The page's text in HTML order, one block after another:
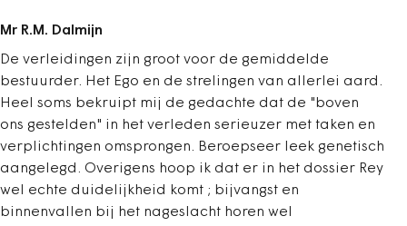
Mr R.M. Dalmijn
De verleidingen zijn groot voor de gemiddelde
bestuurder. Het Ego en de strelingen van allerlei aard.
Heel soms bekruipt mij de gedachte dat de "boven
ons gestelden" in het verleden serieuzer met taken en
verplichtingen omsprongen. Beroepseer leek genetisch
aangelegd. Overigens hoop ik dat er in het dossier Rey
wel echte duidelijkheid komt ; bijvangst en
binnenvallen bij het nageslacht horen wel